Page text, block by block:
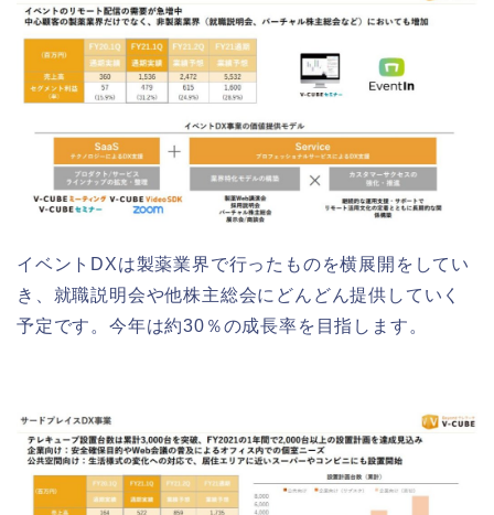
イベントDXは製薬業界で行ったものを横展開をしてい
き、就職説明会や他株主総会にどんどん提供していく
予定です。今年は約30％の成長率を目指します。